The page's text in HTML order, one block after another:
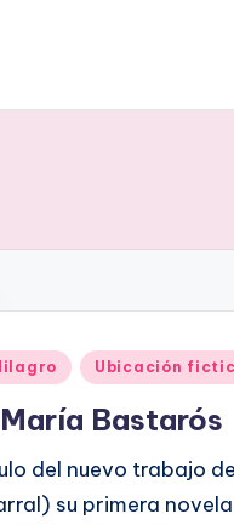
Ubicación
Bastarós
del nuevo trabajo
su primera